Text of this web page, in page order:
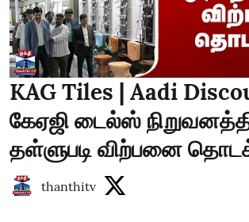
KAG Tiles | Aadi
கேஏஜி டைல்ஸ்
தள்ளுபடி விற்பனை
thanthitv